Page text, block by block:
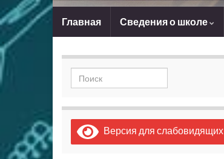
Главная Сведения о школе
Search for:
Версия для слабовидящих